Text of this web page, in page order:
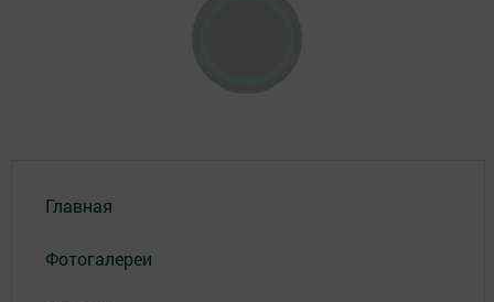
Главная
Фотогалереи